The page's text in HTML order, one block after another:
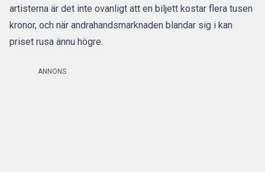
artisterna är det inte ovanligt att en biljett kostar flera tusen
kronor, och när andrahandsmarknaden blandar sig i kan
priset rusa ännu högre.
ANNONS